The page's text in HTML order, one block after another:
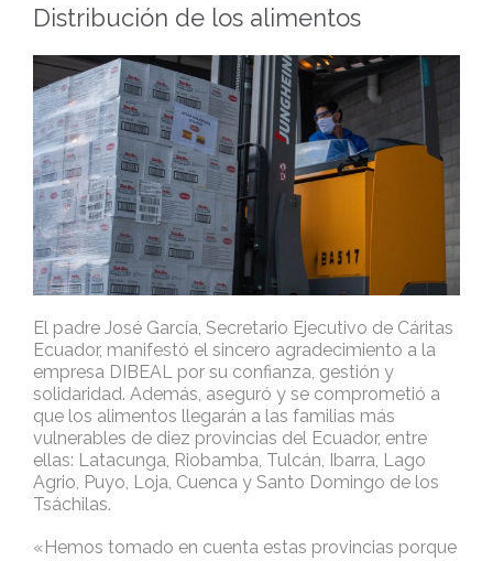
Distribución de los alimentos
El padre José García, Secretario Ejecutivo de Cáritas
Ecuador, manifestó el sincero agradecimiento a la
empresa DIBEAL por su confianza, gestión y
solidaridad. Además, aseguró y se comprometió a
que los alimentos llegarán a las familias más
vulnerables de diez provincias del Ecuador, entre
ellas: Latacunga, Riobamba, Tulcán, Ibarra, Lago
Agrio, Puyo, Loja, Cuenca y Santo Domingo de los
Tsáchilas.
«Hemos tomado en cuenta estas provincias porque